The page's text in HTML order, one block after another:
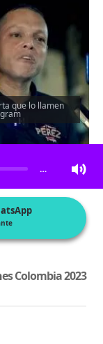
que lo llamen
…
Colombia 2023